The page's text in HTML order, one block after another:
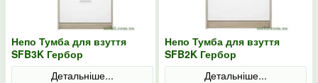
Непо Тумба для взуття
SFB3K Гербор
Детальніше...
Непо Тумба для взуття
SFB2K Гербор
Детальніше...